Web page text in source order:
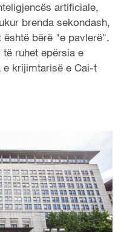
artificiale,
brenda sekondash,
bërë "e pavlerë".
ruhet epërsia e
e krijimtarisë e Cai-t